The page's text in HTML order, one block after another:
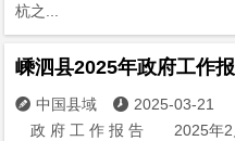
杭之...
嵊泗县2025年政府工作
 中国县域  2025-03-21
政 府 工 作 报 告 2025年2